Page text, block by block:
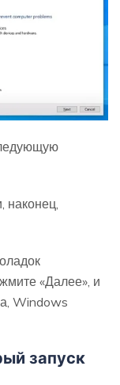
наконец,
«Далее», и
Windows
запуск